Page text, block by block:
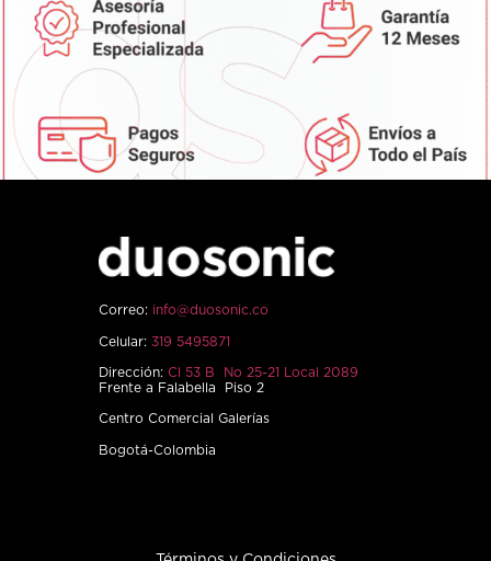
Correo: info@duosonic.co
Celular: 319 5495871
Dirección: Cl 53 B No 25-21 Local 2089
Frente a Falabella Piso 2
Centro Comercial Galerías
Bogotá-Colombia